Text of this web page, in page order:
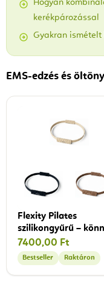
Hogyan
kerékpározással
Gyakran ismételt
EMS-edzés és
Flexity Pilates
szilikongyűrű –
ellenállású
pilatesgyűrű, 34 cm
7400,00 Ft
Bestseller Raktáron